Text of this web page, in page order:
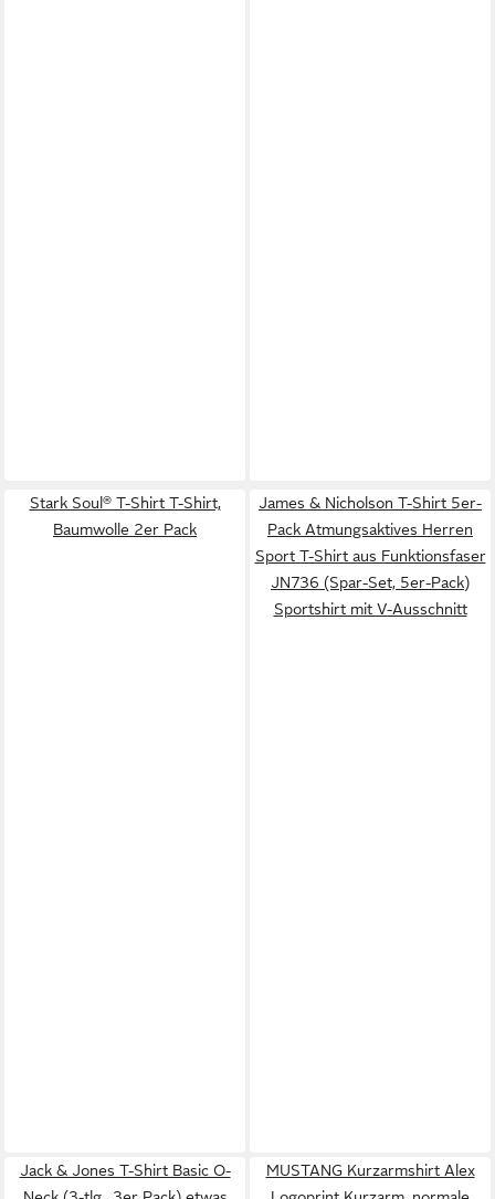
Stark Soul® T-Shirt T-Shirt,
Baumwolle 2er Pack
James & Nicholson T-Shirt 5er-
Pack Atmungsaktives Herren
Sport T-Shirt aus Funktionsfaser
JN736 (Spar-Set, 5er-Pack)
Sportshirt mit V-Ausschnitt
Jack & Jones T-Shirt Basic O-
MUSTANG Kurzarmshirt Alex